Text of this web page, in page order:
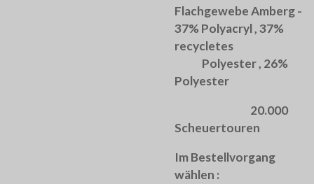
Flachgewebe Amberg -
37% Polyacryl , 37%
recycletes
Polyester , 26%
Polyester
20.000
Scheuertouren
Im Bestellvorgang
wählen :